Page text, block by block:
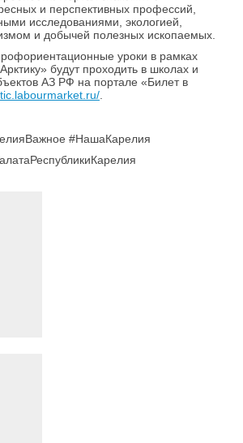
и перспективных профессий,
исследованиями, экологией,
и добычей полезных ископаемых.
уроки в рамках
будут проходить в школах и
АЗ РФ на портале «Билет в
.
#НашаКарелия